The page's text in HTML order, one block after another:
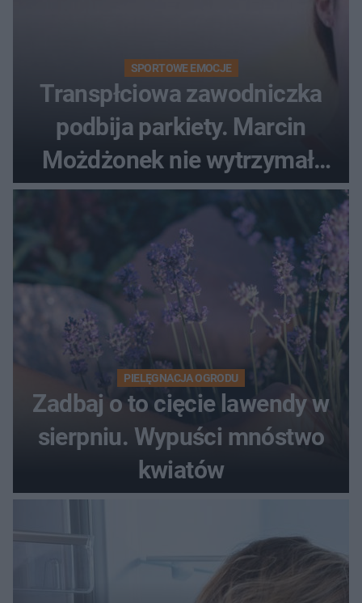
SPORTOWE EMOCJE
Transpłciowa zawodniczka
podbija parkiety. Marcin
Możdżonek nie wytrzymał:
"Skandaliczna sytuacja"
PIELĘGNACJA OGRODU
Zadbaj o to cięcie lawendy w
sierpniu. Wypuści mnóstwo
kwiatów